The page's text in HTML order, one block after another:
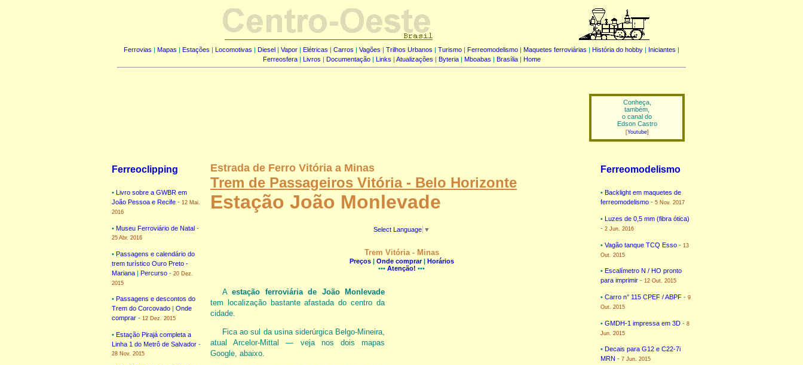
Ferrovias | Mapas | Estações | Locomotivas | Diesel | Vapor | Elétricas | Carros | Vagões | Trilhos Urbanos | Turismo | Ferreomodelismo | Maquetes ferroviárias | História do hobby | Iniciantes |
Ferreosfera| Livros | Documentação| Links | Atualizações | Byteria| Mboabas | Brasília| Home
Conheça,
também,
o canal do
Edson Castro
[Youtube]
Ferreoclipping
•
Livro sobre a GWBR em
João Pessoa e Recife - 12 Mai.
2016
• Museu Ferroviário de Natal -
25 Abr. 2016
• Passagens e calendário do
trem turístico Ouro Preto -
Mariana | Percurso - 20 Dez.
2015
• Passagens e descontos do
Trem do Corcovado
Onde
comprar - 12 Dez. 2015
• Estação Pirajá completa a
Linha 1 do Metrô de Salvador -
28 Nov. 2015
Estrada de Ferro Vitória a Minas
Trem de Passageiros Vitória - Belo Horizonte
Estação João Monlevade
Select Language ▼
Trem Vitória - Minas
Preços| Onde comprar|
Horários
••• Atenção! •••
Aestação ferroviária de João Monlevade
tem localização bastante afastada do centro da
cidade.
Fica ao sul da usina siderúrgica Belgo-Mineira,
atual Arcelor-Mittal — veja nos dois mapas
Google, abaixo.
Ferreomodelismo
• Backlight em maquetes de
ferreomodelismo - 5 Nov. 2017
• Luzes de 0,5 mm (fibra ótica)
- 2 Jun. 2016
• Vagão tanque TCQ Esso - 13
Out. 2015
• Escalímetro N / HO pronto
para imprimir - 12 Out. 2015
• Carro n° 115 CPEF / ABPF - 9
Out. 2015
• GMDH-1 impressa em 3D - 8
Jun. 2015
• Decais para G12 e C22-7i
MRN - 7 Jun. 2015